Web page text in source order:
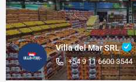
Villa del Mar SRL
+54 9 11 6600 3544